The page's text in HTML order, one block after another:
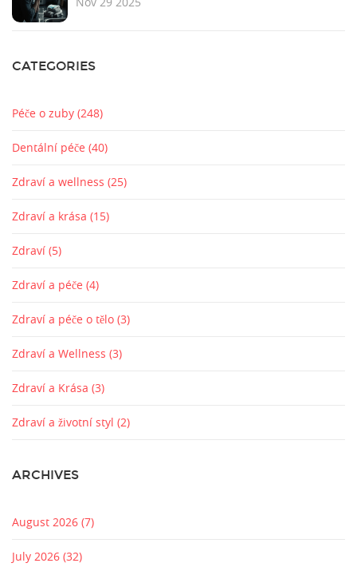
CATEGORIES
Péče o zuby (248)
Dentální péče (40)
Zdraví a wellness (25)
Zdraví a krása (15)
Zdraví (5)
Zdraví a péče (4)
Zdraví a péče o tělo (3)
Zdraví a Wellness (3)
Zdraví a Krása (3)
Zdraví a životní styl (2)
ARCHIVES
August 2026 (7)
July 2026 (32)